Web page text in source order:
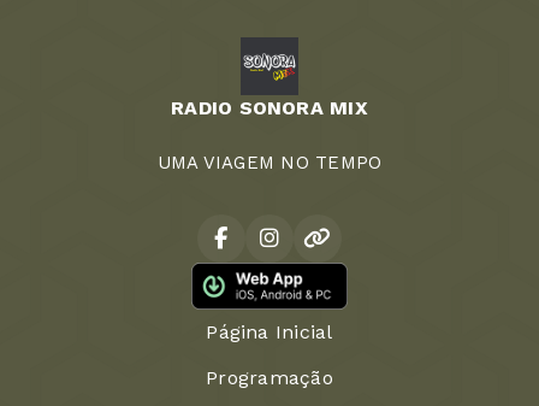
RADIO SONORA MIX
UMA VIAGEM NO TEMPO
Página Inicial
Programação